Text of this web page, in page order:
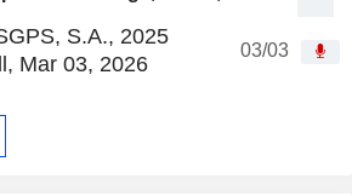
S.A., 2025
Mar 03, 2026
03/03